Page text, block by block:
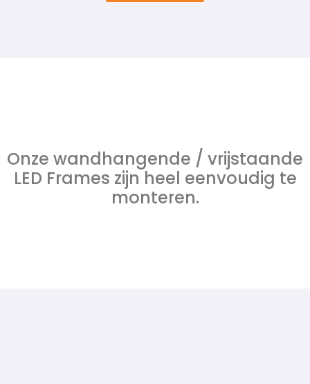
Onze wandhangende / vrijstaande
LED Frames zijn heel eenvoudig te
monteren.